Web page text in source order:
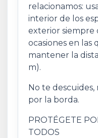
relacionamos:
interior de los
exterior siempre
ocasiones en las
mantener la
m).
No te
por la borda.
PROTÉGETE
TODOS